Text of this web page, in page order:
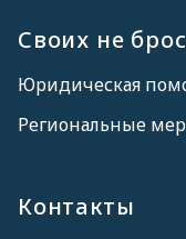
Своих не
Юридическая
Региональные
Контакты